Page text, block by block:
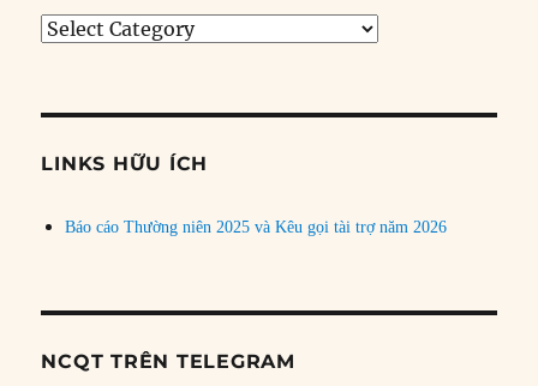
Tìm
đề
LINKS HỮU ÍCH
Báo cáo Thường niên 2025 và Kêu gọi tài trợ năm 2026
NCQT TRÊN TELEGRAM